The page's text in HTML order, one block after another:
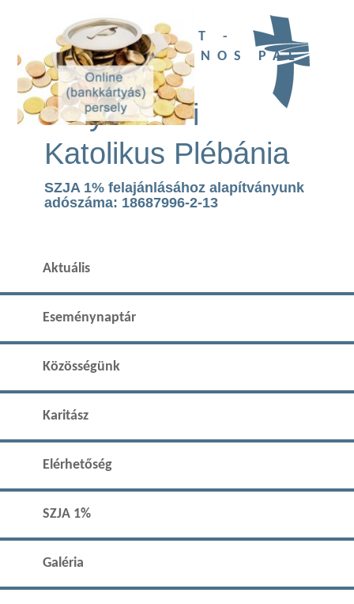
UBI DEUS EST -
SZENT II. JÁNOS PÁL
TEMPLOM
Páty Római
Katolikus Plébánia
SZJA 1% felajánlásához alapítványunk
adószáma: 18687996-2-13
Aktuális
Eseménynaptár
Közösségünk
Karitász
Elérhetőség
SZJA 1%
Galéria